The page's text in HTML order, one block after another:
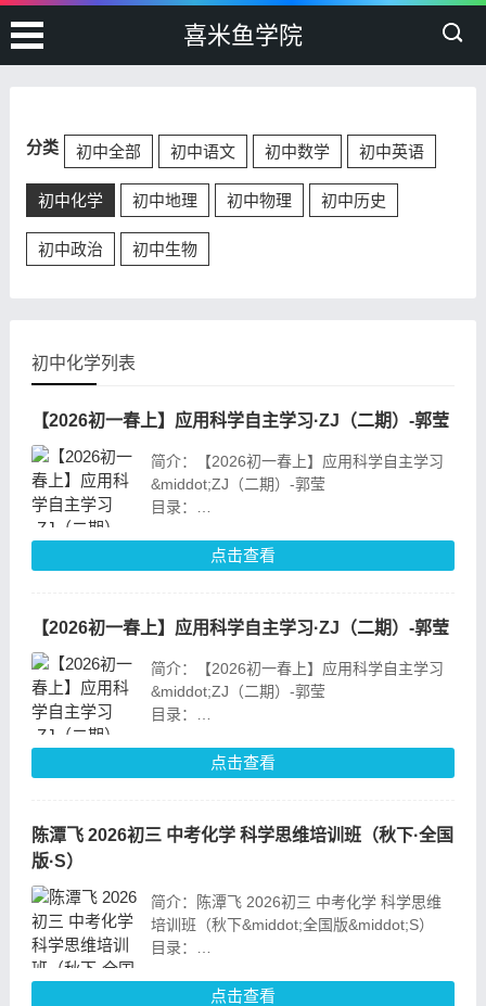
喜米鱼学院
分类 初中全部 初中语文 初中数学 初中英语
初中化学 初中地理 初中物理 初中历史
初中政治 初中生物
初中化学列表
【2026初一春上】应用科学自主学习·ZJ（二期）-郭莹
简介：【2026初一春上】应用科学自主学习
&middot;ZJ（二期）-郭莹
目录：
02_【易错题专项】春ZJ-1
03_搭建世界的积木
05_门捷列夫的卡牌
点击查看
【2026初一春上】应用科学自主学习·ZJ（二期）-郭莹
简介：【2026初一春上】应用科学自主学习
&middot;ZJ（二期）-郭莹
目录：
02_【易错题专项】春ZJ-1
03_搭建世界的积木
05_门捷列夫的卡牌
点击查看
陈潭飞 2026初三 中考化学 科学思维培训班（秋下·全国
版·S）
简介：陈潭飞 2026初三 中考化学 科学思维
培训班（秋下&middot;全国版&middot;S）
目录：
10.干冰不是冰
点击查看